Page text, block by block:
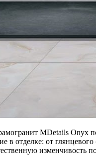
MDetails Onyx
в отделке: от
изменчивость